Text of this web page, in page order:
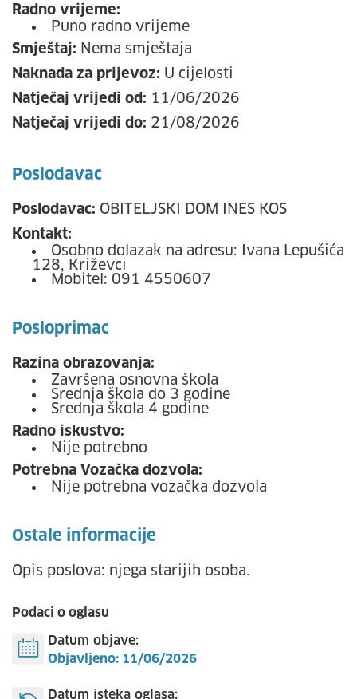
Radno vrijeme:
Puno radno vrijeme
Smještaj: Nema smještaja
Naknada za prijevoz: U cijelosti
Natječaj vrijedi od: 11/06/2026
Natječaj vrijedi do: 21/08/2026
Poslodavac
Poslodavac: OBITELJSKI DOM INES KOS
Kontakt:
Osobno dolazak na adresu: Ivana Lepušića
128, Križevci
Mobitel: 091 4550607
Posloprimac
Razina obrazovanja:
Završena osnovna škola
Srednja škola do 3 godine
Srednja škola 4 godine
Radno iskustvo:
Nije potrebno
Potrebna Vozačka dozvola:
Nije potrebna vozačka dozvola
Ostale informacije
Opis poslova: njega starijih osoba.
Podaci o oglasu
Datum objave:
Objavljeno: 11/06/2026
Datum isteka oglasa: